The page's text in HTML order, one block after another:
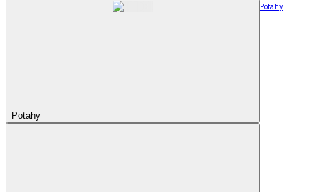
Potahy
Potahy